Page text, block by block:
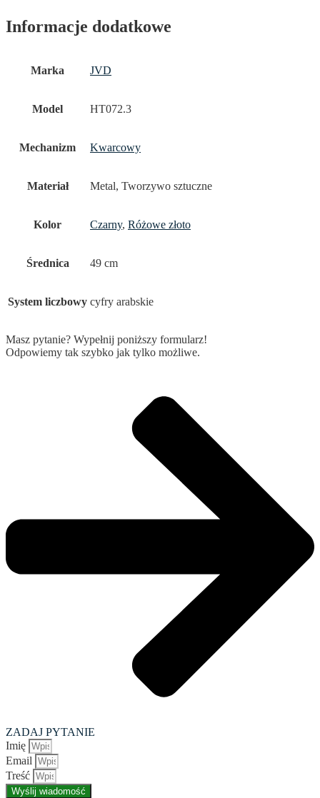
Informacje dodatkowe
Marka JVD
Model HT072.3
Mechanizm Kwarcowy
Materiał Metal, Tworzywo sztuczne
Kolor Czarny, Różowe złoto
Średnica 49 cm
System liczbowy cyfry arabskie
Masz pytanie? Wypełnij poniższy formularz!
Odpowiemy tak szybko jak tylko możliwe.
ZADAJ PYTANIE
Imię
Email
Treść
Wyślij wiadomość